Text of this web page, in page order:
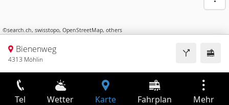
©search.ch, swisstopo, OpenStreetMap, others
Bienenweg
4313 Möhlin
Tel Wetter Karte Fahrplan Mehr